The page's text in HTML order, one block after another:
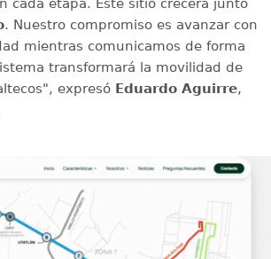
cada etapa. Este sitio crecerá junto
. Nuestro compromiso es avanzar con
mientras comunicamos de forma
transformará la movilidad de
expresó Eduardo Aguirre,